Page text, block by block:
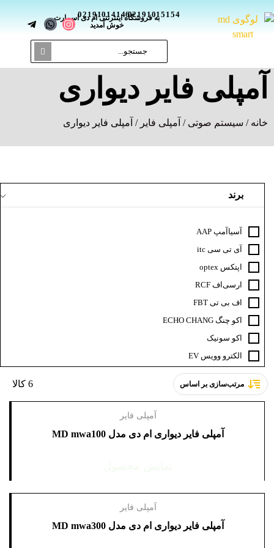
به فروشگاه اینترنتی ام دی اسمارت
خوش آمدید
02191014146_
02191015154
آمپلی‌ فایر دیواری
خانه/سیستم صوتی /آمپلی فایر/ آمپلی‌ فایر دیواری
برند
آسیاآمپ AAP
آی تی سی itc
اپتکس optex
ار‌سی‌اف RCF
اف‌ بی‌ تی FBT
اکو چنگ ECHO CHANG
اکو سونیک
الکترو وویس EV
ام دی MD
ای سی ام ACM
برین صوت
مرتب‌سازی بر اساس
آمپلی فایر
آمپلی فایر دیواری ام‌ دی مدل MD mwa100
آمپلی فایر
آمپلی فایر دیواری ام‌ دی مدل MD mwa300